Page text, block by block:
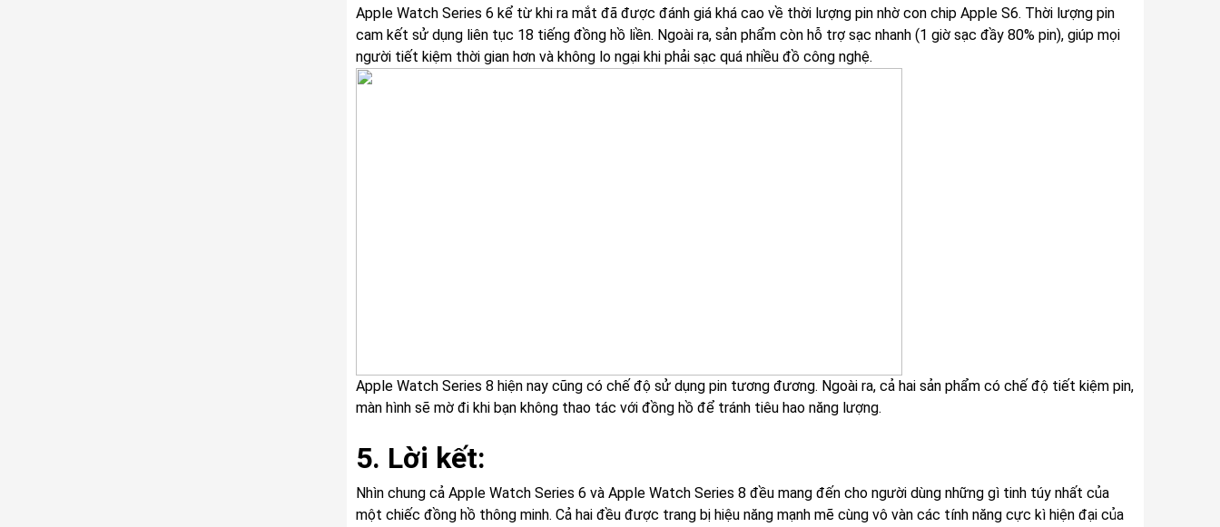
Apple Watch Series 6 kể từ khi ra mắt đã được đánh giá khá cao về thời lượng pin nhờ con chip Apple S6. Thời lượng pin
cam kết sử dụng liên tục 18 tiếng đồng hồ liền. Ngoài ra, sản phẩm còn hỗ trợ sạc nhanh (1 giờ sạc đầy 80% pin), giúp mọi
người tiết kiệm thời gian hơn và không lo ngại khi phải sạc quá nhiều đồ công nghệ.
Apple Watch Series 8 hiện nay cũng có chế độ sử dụng pin tương đương. Ngoài ra, cả hai sản phẩm có chế độ tiết kiệm pin,
màn hình sẽ mờ đi khi bạn không thao tác với đồng hồ để tránh tiêu hao năng lượng.
5. Lời kết:
Nhìn chung cả Apple Watch Series 6 và Apple Watch Series 8 đều mang đến cho người dùng những gì tinh túy nhất của
một chiếc đồng hồ thông minh. Cả hai đều được trang bị hiệu năng mạnh mẽ cùng vô vàn các tính năng cực kì hiện đại của